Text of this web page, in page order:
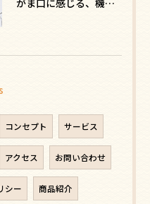
コンセプト サービス
アクセス お問い合わせ
シー 商品紹介